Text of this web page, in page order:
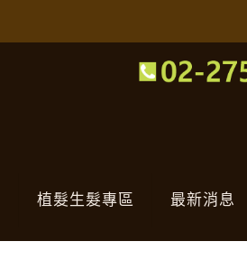
植髮生髮專區 最新消息